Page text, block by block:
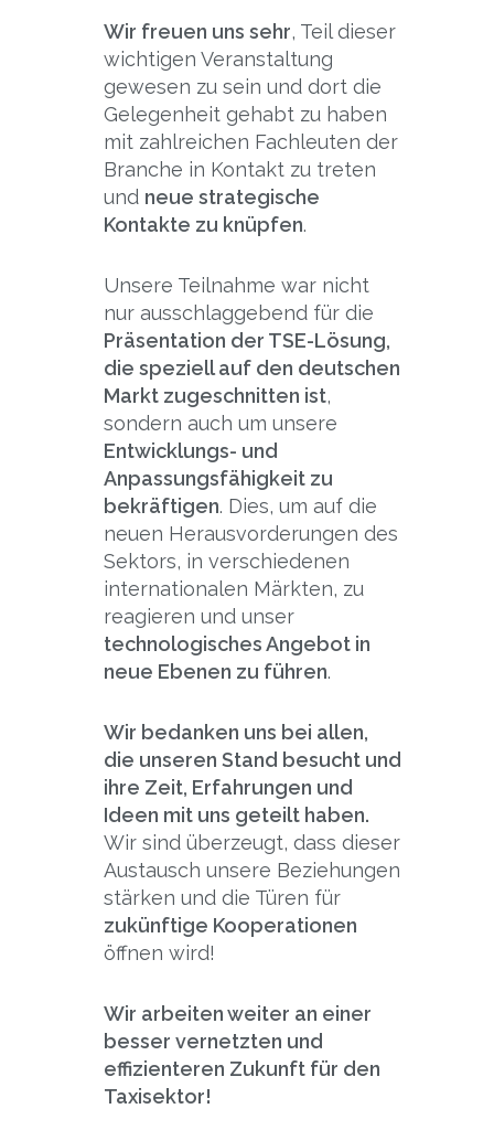
Wir freuen uns sehr, Teil dieser
wichtigen Veranstaltung
gewesen zu sein und dort die
Gelegenheit gehabt zu haben
mit zahlreichen Fachleuten der
Branche in Kontakt zu treten
und neue strategische
Kontakte zu knüpfen.
Unsere Teilnahme war nicht
nur ausschlaggebend für die
Präsentation der TSE-Lösung,
die speziell auf den deutschen
Markt zugeschnitten ist,
sondern auch um unsere
Entwicklungs- und
Anpassungsfähigkeit zu
bekräftigen. Dies, um auf die
neuen Herausvorderungen des
Sektors, in verschiedenen
internationalen Märkten, zu
reagieren und unser
technologisches Angebot in
neue Ebenen zu führen.
Wir bedanken uns bei allen,
die unseren Stand besucht und
ihre Zeit, Erfahrungen und
Ideen mit uns geteilt haben.
Wir sind überzeugt, dass dieser
Austausch unsere Beziehungen
stärken und die Türen für
zukünftige Kooperationen
öffnen wird!
Wir arbeiten weiter an einer
besser vernetzten und
effizienteren Zukunft für den
Taxisektor!